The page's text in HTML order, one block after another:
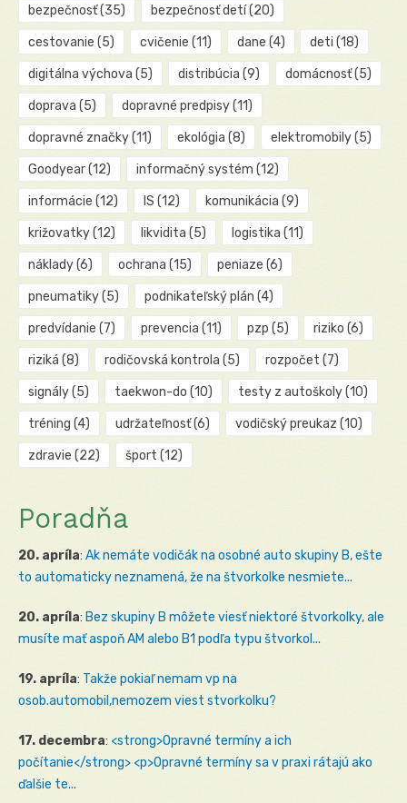
bezpečnosť(35) bezpečnosť detí(20)
cestovanie (5) cvičenie (11) dane (4) deti (18)
digitálna výchova (5) distribúcia (9) domácnosť(5)
doprava (5) dopravné predpisy(11)
dopravné značky(11) ekológia (8) elektromobily(5)
Goodyear(12) informačný systém (12)
informácie (12) IS (12) komunikácia (9)
križovatky(12) likvidita (5) logistika (11)
náklady(6) ochrana (15) peniaze (6)
pneumatiky(5) podnikateľský plán (4)
predvídanie (7) prevencia (11) pzp (5) riziko (6)
riziká (8) rodičovská kontrola (5) rozpočet (7)
signály(5) taekwon-do (10) testy z autoškoly(10)
tréning (4) udržateľnosť(6) vodičský preukaz (10)
zdravie (22) šport (12)
Poradňa
20. apríla: Ak nemáte vodičák na osobné auto skupiny B, ešte
to automaticky neznamená, že na štvorkolke nesmiete...
20. apríla: Bez skupiny B môžete viesť niektoré štvorkolky, ale
musíte mať aspoň AM alebo B1 podľa typu štvorkol...
19. apríla: Takže pokiaľ nemam vp na
osob.automobil,nemozem viest stvorkolku?
17. decembra: <strong>Opravné termíny a ich
počítanie</strong> <p>Opravné termíny sa v praxi rátajú ako
ďalšie te...